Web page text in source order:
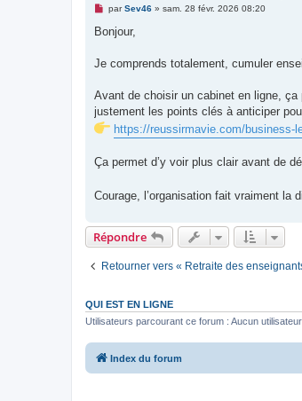
M
s
g
o
l
u
parSev46» sam. 28 févr. 2026 08:20
Bonjour,
Je comprends totalement, cumuler
Avant de choisir un cabinet en ligne,
justement les points clés à anticiper
https://reussirmavie.com/business-
Ça permet d’y voir plus clair avant de
Courage, l’organisation fait vraiment la
Répondre
Retourner vers « Retraite des
QUI EST EN LIGNE
Utilisateurs parcourant ce forum : Aucun
Index du forum